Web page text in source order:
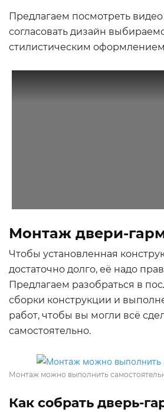
Предлагаем посмотреть видео
согласовать дизайн
стилистическим
Монтаж двери-
Чтобы установленная
достаточно долго, её надо
Предлагаем разобраться в
сборки конструкции и
работ, чтобы вы могли всё
самостоятельно.
Монтаж можно выполнить
Как собрать дверь-